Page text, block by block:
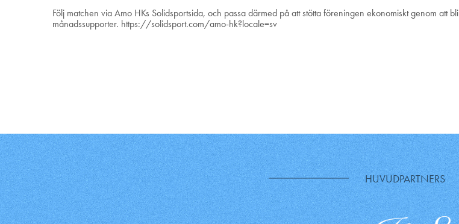
Följ matchen via Amo HKs Solidsportsida, och passa därmed på att stötta föreningen ekonomiskt genom att bli
månadssupporter. https://solidsport.com/amo-hk?locale=sv
HUVUDPARTNERS